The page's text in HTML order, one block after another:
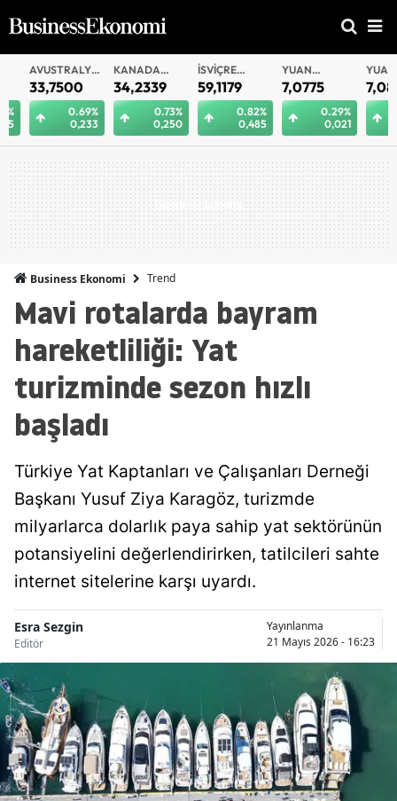
AVUSTRALYA
DOLARI
33,7500
0.69%
0,233
KANADA
DOLARI
34,2339
0.73%
0,250
İSVIÇRE
FRANKI
59,1179
0.82%
0,485
YUAN
OFFSHORE
7,0775
0.29%
0,021
YUAN
7,0812
Business Ekonomi Trend
Mavi rotalarda bayram
hareketliliği: Yat
turizminde sezon hızlı
başladı
Türkiye Yat Kaptanları ve Çalışanları Derneği
Başkanı Yusuf Ziya Karagöz, turizmde
milyarlarca dolarlık paya sahip yat sektörünün
potansiyelini değerlendirirken, tatilcileri sahte
internet sitelerine karşı uyardı.
Esra Sezgin
Editör
Yayınlanma
21 Mayıs 2026 - 16:23